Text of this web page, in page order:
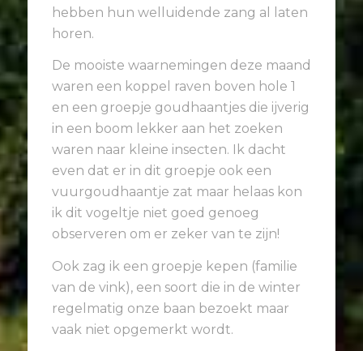
hebben hun welluidende zang al laten
horen.
De mooiste waarnemingen deze maand
waren een koppel raven boven hole 1
en een groepje goudhaantjes die ijverig
in een boom lekker aan het zoeken
waren naar kleine insecten. Ik dacht
even dat er in dit groepje ook een
vuurgoudhaantje zat maar helaas kon
ik dit vogeltje niet goed genoeg
observeren om er zeker van te zijn!
Ook zag ik een groepje kepen (familie
van de vink), een soort die in de winter
regelmatig onze baan bezoekt maar
vaak niet opgemerkt wordt.